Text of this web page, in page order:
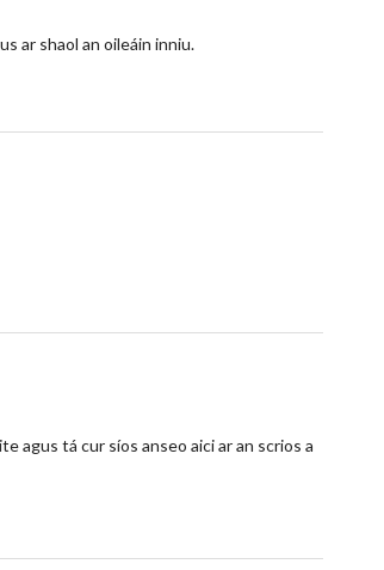
ar shaol an oileáin inniu.
agus tá cur síos anseo aici ar an scrios a